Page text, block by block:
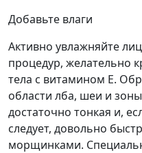
Добавьте влаги
Активно увлажняйте
процедур, желательно
тела с витамином Е.
области лба, шеи и
достаточно тонкая и,
следует, довольно
морщинками.